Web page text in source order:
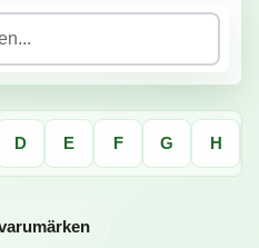
D E F G H